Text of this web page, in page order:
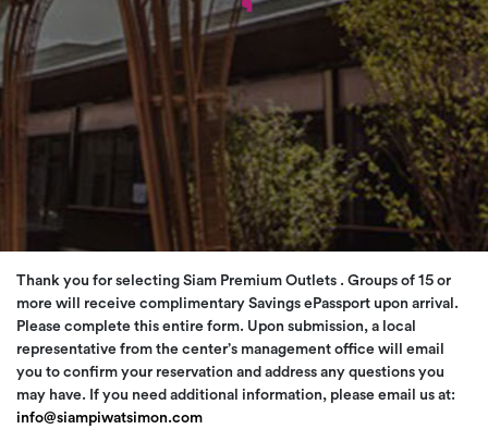
Thank you for selecting Siam Premium Outlets . Groups of 15 or
more will receive complimentary Savings ePassport upon arrival.
Please complete this entire form. Upon submission, a local
representative from the center’s management office will email
you to confirm your reservation and address any questions you
may have. If you need additional information, please email us at:
info@siampiwatsimon.com